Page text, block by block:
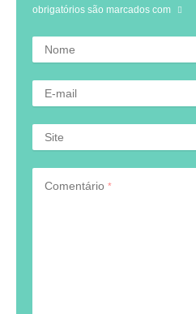
obrigatórios são marcados com
Nome
E-mail
Site
Comentário *